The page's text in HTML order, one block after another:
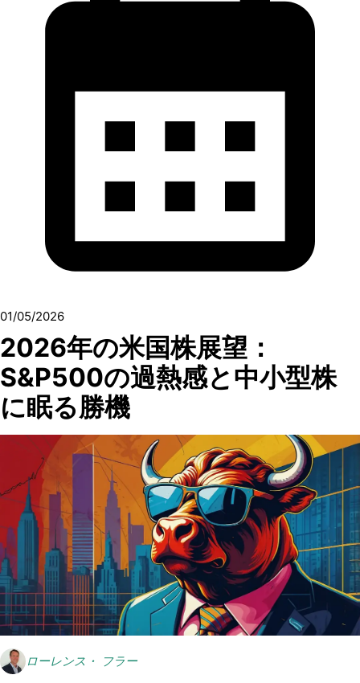
01/05/2026
2026年の米国株展望：
S&P500の過熱感と中小型株
に眠る勝機
ローレンス・ フラー